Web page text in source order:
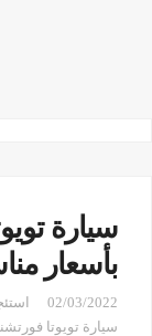
سيارة
بأسعار
02/03/2022
سيارة تويوتا